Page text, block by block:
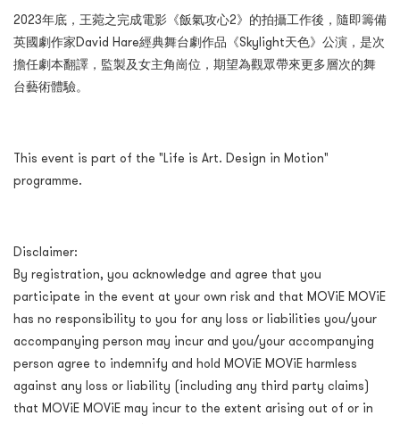
2023年底，王菀之完成電影《飯氣攻心2》的拍攝工作後，隨即籌備
英國劇作家David Hare經典舞台劇作品《Skylight天色》公演，是次
擔任劇本翻譯，監製及女主角崗位，期望為觀眾帶來更多層次的舞
台藝術體驗。
This event is part of the "Life is Art. Design in Motion"
programme.
Disclaimer:
By registration, you acknowledge and agree that you
participate in the event at your own risk and that MOViE MOViE
has no responsibility to you for any loss or liabilities you/your
accompanying person may incur and you/your accompanying
person agree to indemnify and hold MOViE MOViE harmless
against any loss or liability (including any third party claims)
that MOViE MOViE may incur to the extent arising out of or in